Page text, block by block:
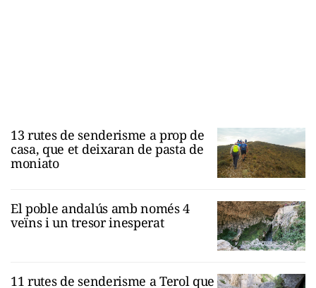
13 rutes de senderisme a prop de
casa, que et deixaran de pasta de
moniato
El poble andalús amb només 4
veïns i un tresor inesperat
11 rutes de senderisme a Terol que